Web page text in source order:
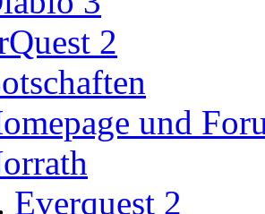
2
und
Everquest 2